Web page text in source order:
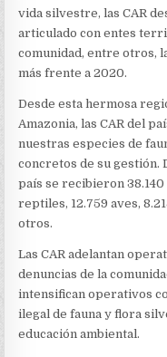
vida silvestre, las CAR
articulado con entes
comunidad, entre otros,
más frente a 2020.
Desde esta hermosa
Amazonia, las CAR del
nuestras especies de
concretos de su gestión.
país se recibieron 38.140
reptiles, 12.759 aves,
otros.
Las CAR adelantan
denuncias de la
intensifican operativos
ilegal de fauna y flora
educación ambiental.